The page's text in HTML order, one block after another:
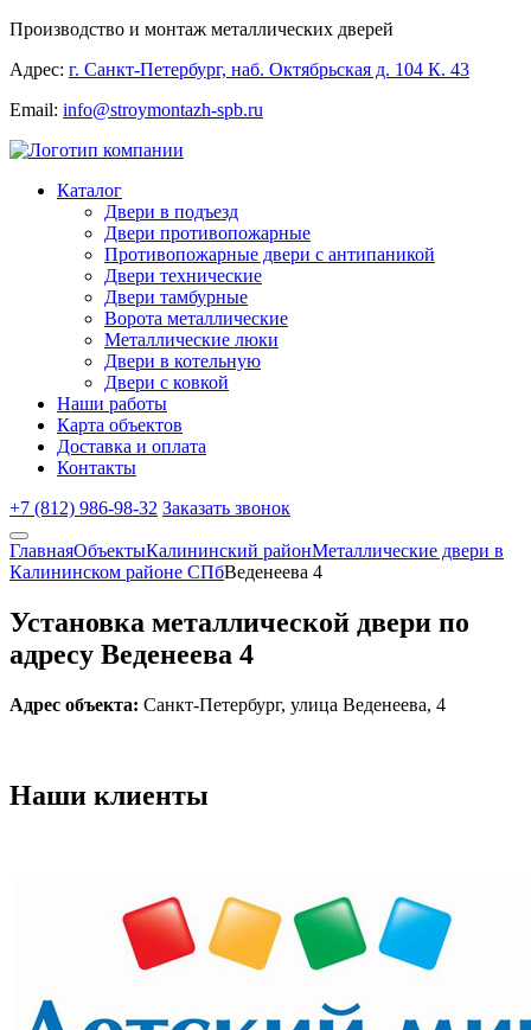
Производство и монтаж металлических дверей
Адрес: г. Санкт-Петербург, наб. Октябрьская д. 104 К. 43
Email: info@stroymontazh-spb.ru
Каталог
Двери в подъезд
Двери противопожарные
Противопожарные двери с антипаникой
Двери технические
Двери тамбурные
Ворота металлические
Металлические люки
Двери в котельную
Двери с ковкой
Наши работы
Карта объектов
Доставка и оплата
Контакты
+7 (812) 986-98-32 Заказать звонок
ГлавнаяОбъектыКалининский районМеталлические двери в
Калининском районе СПбВеденеева 4
Установка металлической двери по
адресу Веденеева 4
Адрес объекта: Санкт-Петербург, улица Веденеева, 4
Наши клиенты